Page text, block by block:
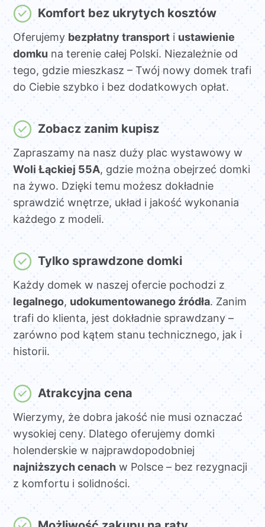
Komfort bez ukrytych kosztów
Oferujemybezpłatny transporti ustawienie
domkuna terenie całej Polski. Niezależnie od
tego, gdzie mieszkasz – Twój nowy domek trafi
do Ciebie szybko i bez dodatkowych opłat.
Zobacz zanim kupisz
Zapraszamy na nasz duży plac wystawowy w
Woli Łąckiej 55A, gdzie można obejrzeć domki
na żywo. Dzięki temu możesz dokładnie
sprawdzić wnętrze, układ i jakość wykonania
każdego z modeli.
Tylko sprawdzone domki
Każdy domek w naszej ofercie pochodzi z
legalnego, udokumentowanego źródła. Zanim
trafi do klienta, jest dokładnie sprawdzany –
zarówno pod kątem stanu technicznego, jak i
historii.
Atrakcyjna cena
Wierzymy, że dobra jakość nie musi oznaczać
wysokiej ceny. Dlatego oferujemy domki
holenderskie w najprawdopodobniej
najniższych cenachw Polsce – bez rezygnacji
z komfortu i solidności.